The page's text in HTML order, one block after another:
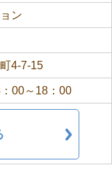
ン
4-7-15
00～18：00